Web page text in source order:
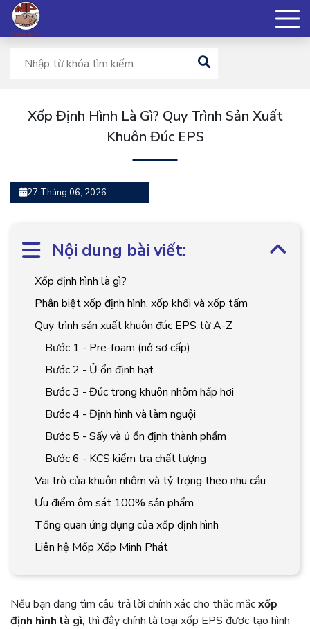
Xốp Định Hình Là Gì? Quy Trình Sản Xuất
Khuôn Đúc EPS
27 Tháng 06, 2026
Nội dung bài viết:
Xốp định hình là gì?
Phân biệt xốp định hình, xốp khối và xốp tấm
Quy trình sản xuất khuôn đúc EPS từ A-Z
Bước 1 - Pre-foam (nở sơ cấp)
Bước 2 - Ủ ổn định hạt
Bước 3 - Đúc trong khuôn nhôm hấp hơi
Bước 4 - Định hình và làm nguội
Bước 5 - Sấy và ủ ổn định thành phẩm
Bước 6 - KCS kiểm tra chất lượng
Vai trò của khuôn nhôm và tỷ trọng theo nhu cầu
Ưu điểm ôm sát 100% sản phẩm
Tổng quan ứng dụng của xốp định hình
Liên hệ Mốp Xốp Minh Phát
Nếu bạn đang tìm câu trả lời chính xác cho thắc mắcxốp
định hình là gì, thì đây chính là loại xốp EPS được tạo hình